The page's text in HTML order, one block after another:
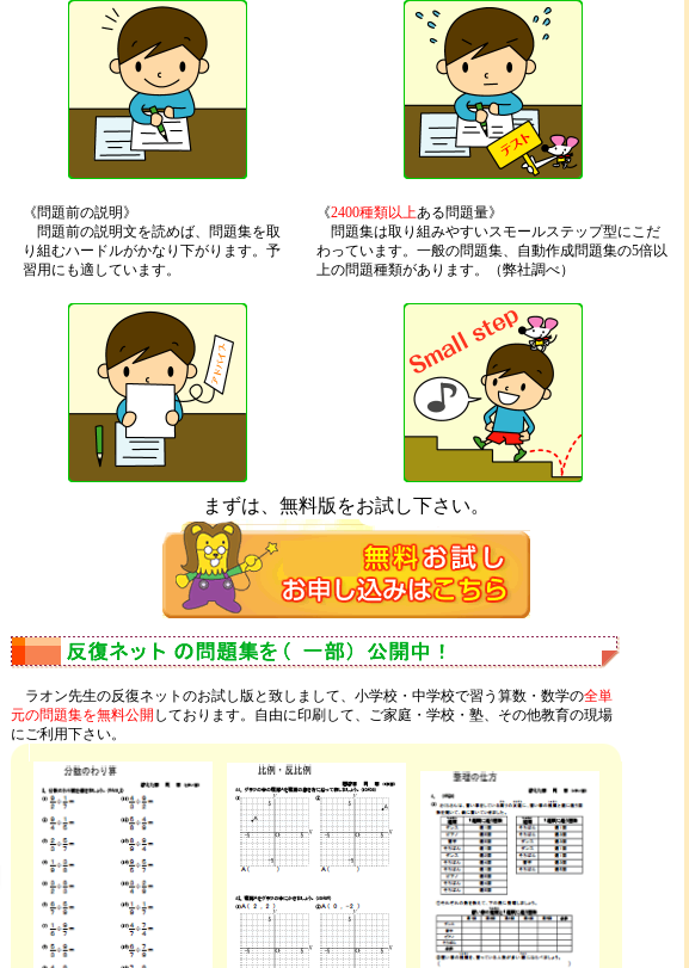
《問題前の説明》
問題前の説明文を読めば、問題集を取
り組むハードルがかなり下がります。予
習用にも適しています。
《2400種類以上ある問題量》
問題集は取り組みやすいスモールステップ型にこだ
わっています。一般の問題集、自動作成問題集の5倍以
上の問題種類があります。（弊社調べ）
まずは、無料版をお試し下さい。
ラオン先生の反復ネットのお試し版と致しまして、小学校・中学校で習う算数・数学の全単
元の問題集を無料公開 しております。自由に印刷して、ご家庭・学校・塾、その他教育の現場
にご利用下さい。